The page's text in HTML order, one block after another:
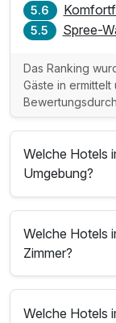
5.6
5.5 Spree-
Das Ranking
Gäste in
Welche Hotels
Umgebung?
Welche Hotels
Zimmer?
Welche Hotels